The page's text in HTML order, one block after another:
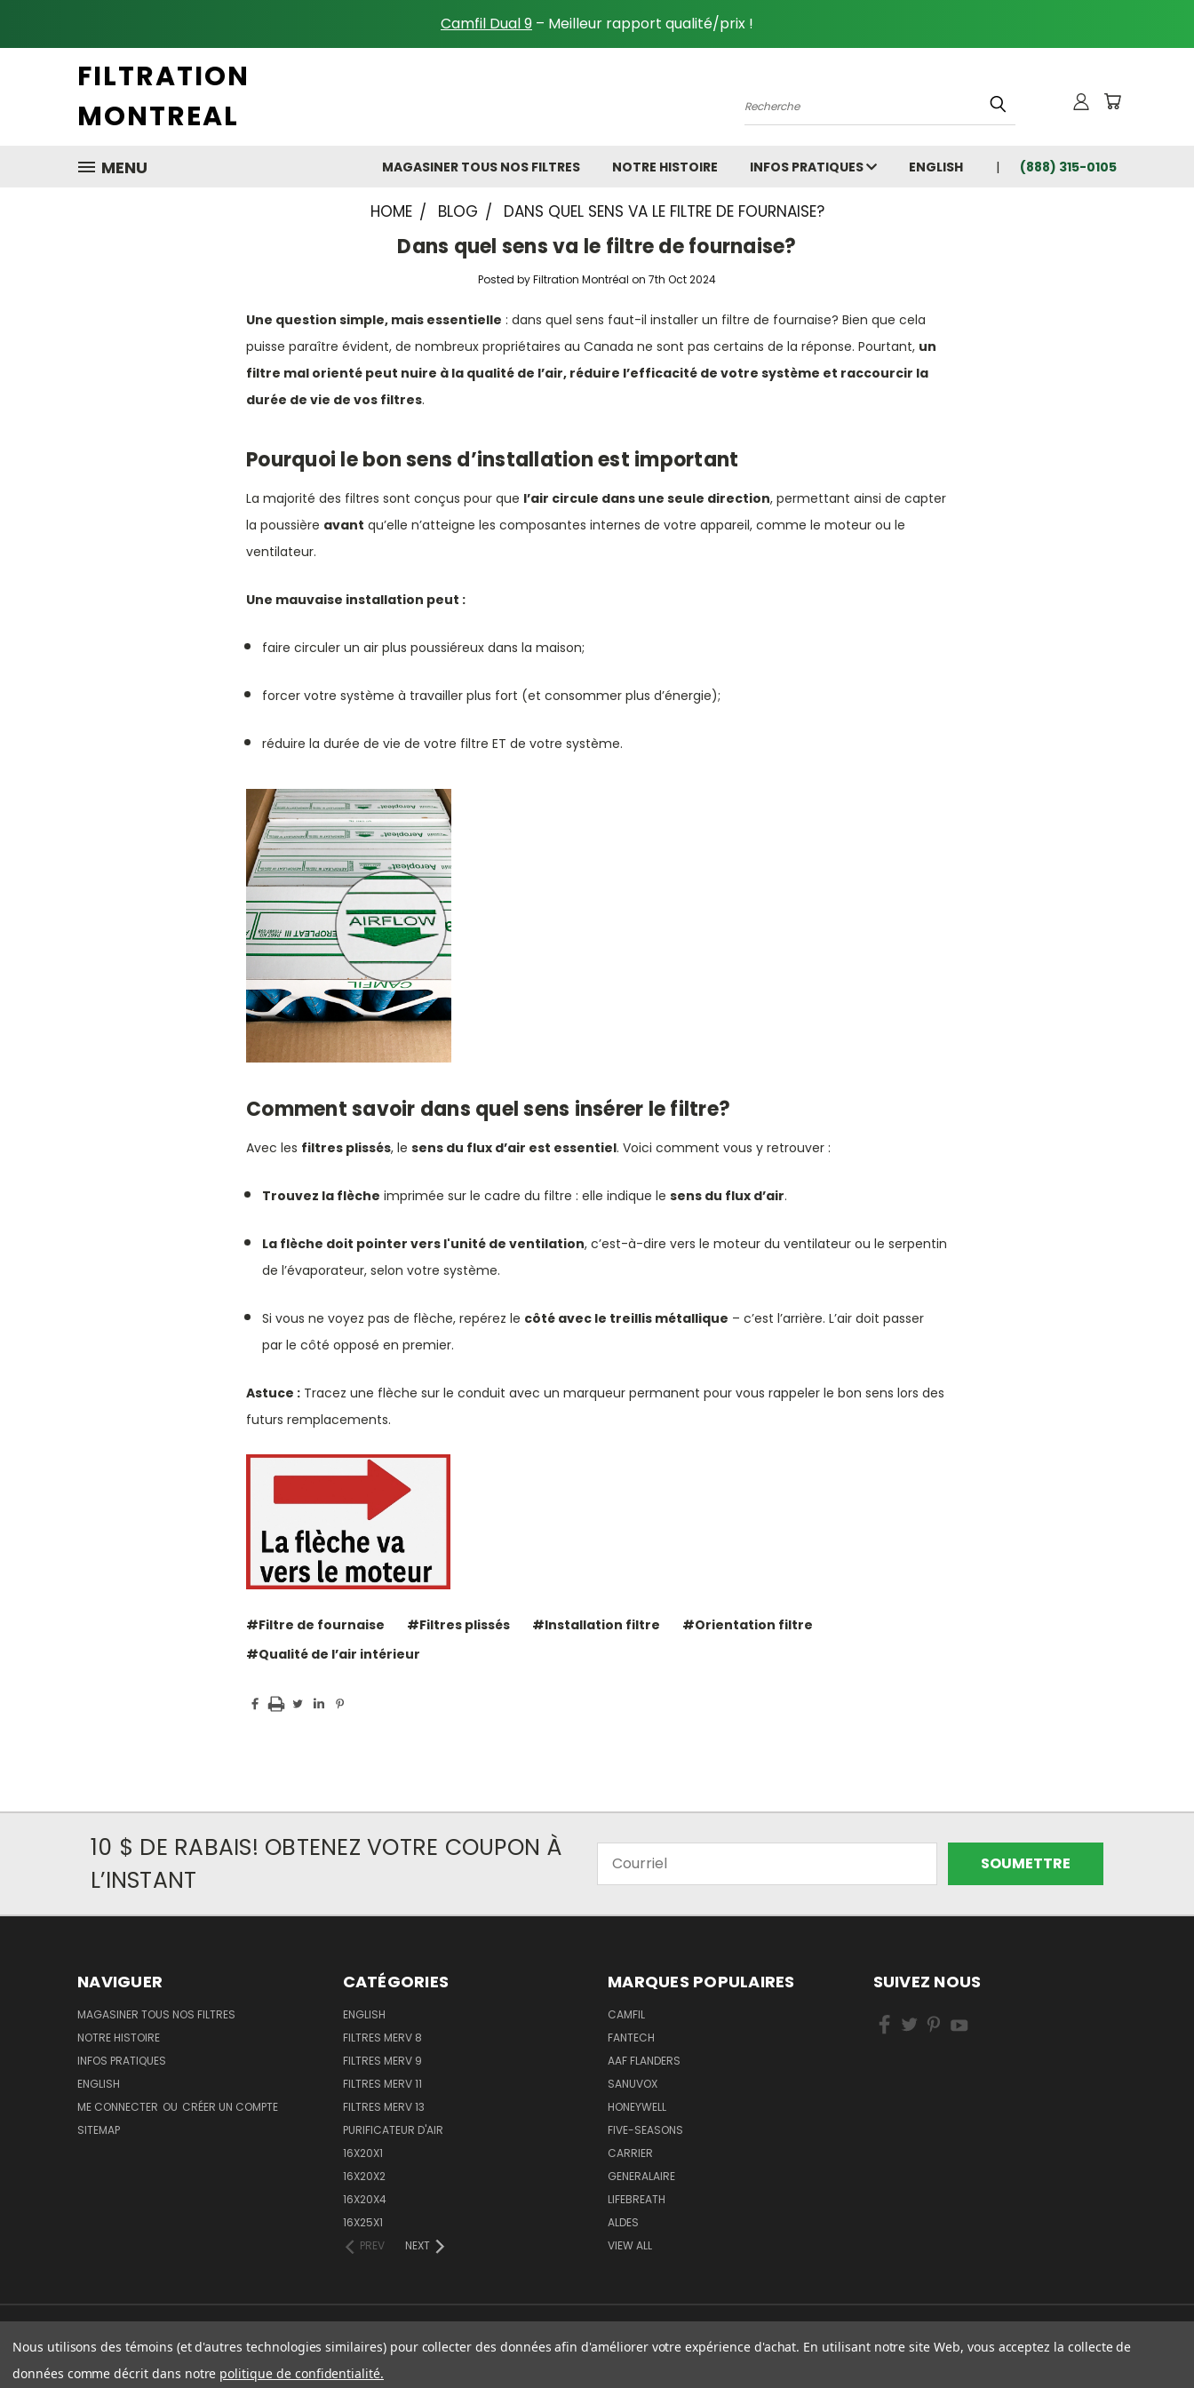
Camfil Dual 9 – Meilleur rapport qualité/prix !
FILTRATION
MONTREAL
Recherche
MENU MAGASINER TOUS NOS FILTRES NOTRE HISTOIRE INFOS PRATIQUES ENGLISH (888) 315-0105
HOME BLOG DANS QUEL SENS VA LE FILTRE DE FOURNAISE?
Dans quel sens va le filtre de fournaise?
Posted by Filtration Montréal on 7th Oct 2024
Une question simple, mais essentielle : dans quel sens faut-il installer un filtre de fournaise? Bien que cela
puisse paraître évident, de nombreux propriétaires au Canada ne sont pas certains de la réponse. Pourtant, un
filtre mal orienté peut nuire à la qualité de l’air, réduire l’efficacité de votre système et raccourcir la
durée de vie de vos filtres.
Pourquoi le bon sens d’installation est important
La majorité des filtres sont conçus pour que l’air circule dans une seule direction, permettant ainsi de capter
la poussière avant qu’elle n’atteigne les composantes internes de votre appareil, comme le moteur ou le
ventilateur.
Une mauvaise installation peut :
faire circuler un air plus poussiéreux dans la maison;
forcer votre système à travailler plus fort (et consommer plus d’énergie);
réduire la durée de vie de votre filtre ET de votre système.
Comment savoir dans quel sens insérer le filtre?
Avec les filtres plissés, le sens du flux d’air est essentiel. Voici comment vous y retrouver :
Trouvez la flèche imprimée sur le cadre du filtre : elle indique lesens du flux d’air.
La flèche doit pointer vers l'unité de ventilation, c’est-à-dire vers le moteur du ventilateur ou le serpentin
de l’évaporateur, selon votre système.
Si vous ne voyez pas de flèche, repérez le côté avec le treillis métallique – c’est l’arrière. L’air doit passer
par le côté opposé en premier.
Astuce : Tracez une flèche sur le conduit avec un marqueur permanent pour vous rappeler le bon sens lors des
futurs remplacements.
#Filtre de fournaise #Filtres plissés #Installation filtre
#Orientation filtre
#Qualité de l’air intérieur
10 $ DE RABAIS! OBTENEZ VOTRE COUPON À
L’INSTANT
NAVIGUER
MAGASINER TOUS NOS FILTRES
NOTRE HISTOIRE
INFOS PRATIQUES
ENGLISH
ME CONNECTER OU CRÉER UN COMPTE
SITEMAP
CATÉGORIES
ENGLISH
FILTRES MERV 8
FILTRES MERV 9
FILTRES MERV 11
FILTRES MERV 13
PURIFICATEUR D'AIR
16X20X1
16X20X2
16X20X4
16X25X1
PREV
NEXT
MARQUES POPULAIRES
CAMFIL
FANTECH
AAF FLANDERS
SANUVOX
HONEYWELL
FIVE-SEASONS
CARRIER
GENERALAIRE
LIFEBREATH
ALDES
VIEW ALL
SUIVEZ NOUS
Nous utilisons des témoins (et d'autres technologies similaires) pour collecter des données afin d'améliorer votre expérience d'achat. En utilisant notre site Web, vous acceptez la collecte de
données comme décrit dans notre politique de confidentialité.